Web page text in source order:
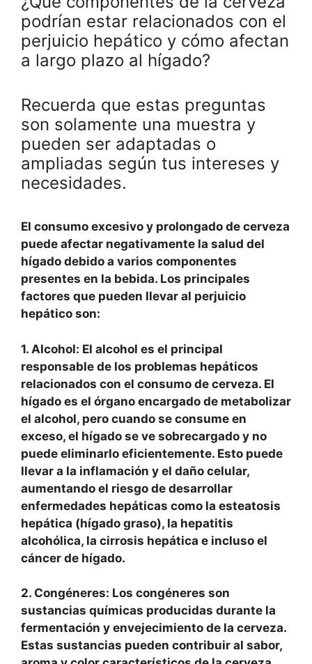
podrían estar relacionados con el
perjuicio hepático y cómo afectan
a largo plazo al hígado?
Recuerda que estas preguntas
son solamente una muestra y
pueden ser adaptadas o
ampliadas según tus intereses y
necesidades.
El consumo excesivo y prolongado de cerveza
puede afectar negativamente la salud del
hígado debido a varios componentes
presentes en la bebida. Los principales
factores que pueden llevar al perjuicio
hepático son:
1. Alcohol: El alcohol es el principal
responsable de los problemas hepáticos
relacionados con el consumo de cerveza. El
hígado es el órgano encargado de metabolizar
el alcohol, pero cuando se consume en
exceso, el hígado se ve sobrecargado y no
puede eliminarlo eficientemente. Esto puede
llevar a la inflamación y el daño celular,
aumentando el riesgo de desarrollar
enfermedades hepáticas como la esteatosis
hepática (hígado graso), la hepatitis
alcohólica, la cirrosis hepática e incluso el
cáncer de hígado.
2. Congéneres: Los congéneres son
sustancias químicas producidas durante la
fermentación y envejecimiento de la cerveza.
Estas sustancias pueden contribuir al sabor,